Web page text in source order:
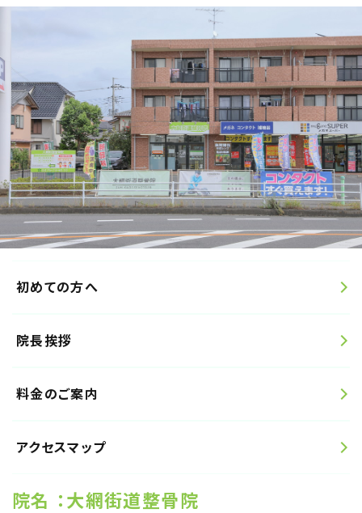
初めての方へ
院長挨拶
料金のご案内
アクセスマップ
院名 ：大網街道整骨院